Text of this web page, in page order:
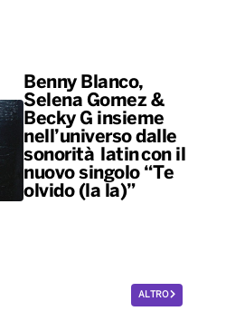
Benny Blanco,
Selena Gomez &
Becky G insieme
nell’universo dalle
sonorità latin con il
nuovo singolo “Te
olvido (la la)”
ALTRO